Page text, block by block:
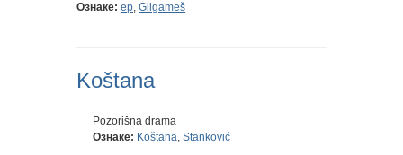
Ознаке: ep, Gilgameš
Koštana
Pozorišna drama
Ознаке: Koštana, Stanković